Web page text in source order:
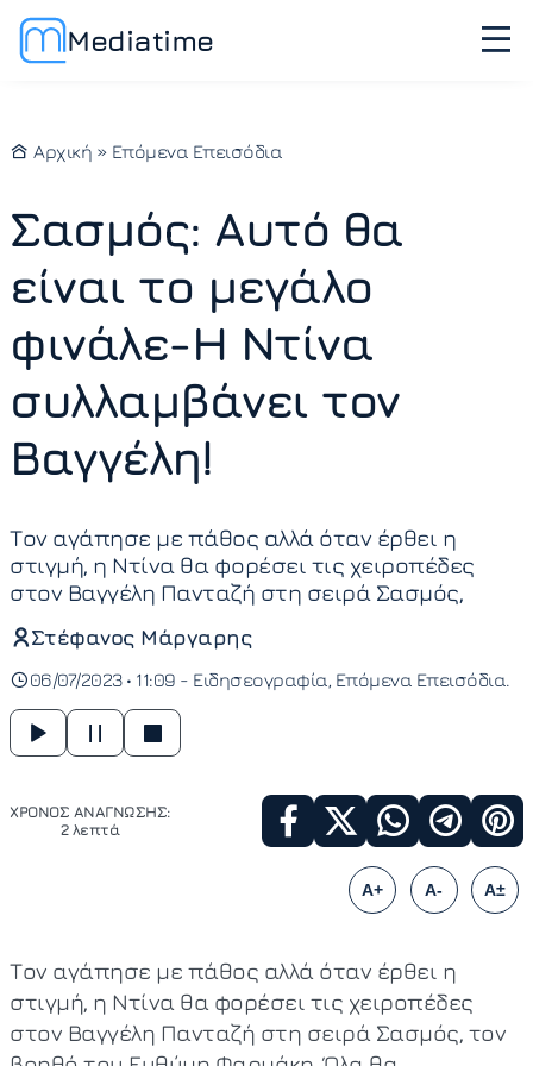
Mediatime
Αρχική » Επόμενα Επεισόδια
Σασμός: Αυτό θα
είναι το μεγάλο
φινάλε-Η Ντίνα
συλλαμβάνει τον
Βαγγέλη!
Τον αγάπησε με πάθος αλλά όταν έρθει η
στιγμή, η Ντίνα θα φορέσει τις χειροπέδες
στον Βαγγέλη Πανταζή στη σειρά Σασμός,
Στέφανος Μάργαρης
06/07/2023 • 11:09 - Ειδησεογραφία Επόμενα Επεισόδια
ΧΡΟΝΟΣ ΑΝΑΓΝΩΣΗΣ:
2 λεπτά
A+ A- A±
Τον αγάπησε με πάθος αλλά όταν έρθει η
στιγμή, η Ντίνα θα φορέσει τις χειροπέδες
στον Βαγγέλη Πανταζή στη σειρά Σασμός, τον